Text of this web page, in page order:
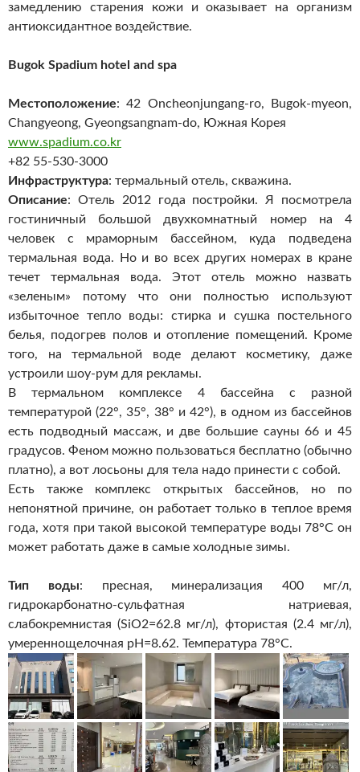
замедлению старения кожи и оказывает на организм
антиоксидантное воздействие.
Bugok Spadium hotel and spa
Местоположение: 42 Oncheonjungang-ro, Bugok-myeon,
Changyeong, Gyeongsangnam-do, Южная Корея
www.spadium.co.kr
+82 55-530-3000
Инфраструктура: термальный отель, скважина.
Описание: Отель 2012 года постройки. Я посмотрела
гостиничный большой двухкомнатный номер на 4
человек с мраморным бассейном, куда подведена
термальная вода. Но и во всех других номерах в кране
течет термальная вода. Этот отель можно назвать
«зеленым» потому что они полностью используют
избыточное тепло воды: стирка и сушка постельного
белья, подогрев полов и отопление помещений. Кроме
того, на термальной воде делают косметику, даже
устроили шоу-рум для рекламы.
В термальном комплексе 4 бассейна с разной
температурой (22°, 35°, 38° и 42°), в одном из бассейнов
есть подводный массаж, и две большие сауны 66 и 45
градусов. Феном можно пользоваться бесплатно (обычно
платно), а вот лосьоны для тела надо принести с собой.
Есть также комплекс открытых бассейнов, но по
непонятной причине, он работает только в теплое время
года, хотя при такой высокой температуре воды 78°С он
может работать даже в самые холодные зимы.
Тип воды: пресная, минерализация 400 мг/л,
гидрокарбонатно-сульфатная натриевая,
слабокремнистая (SiO2=62.8 мг/л), фтористая (2.4 мг/л),
умереннощелочная pH=8.62. Температура 78°С.